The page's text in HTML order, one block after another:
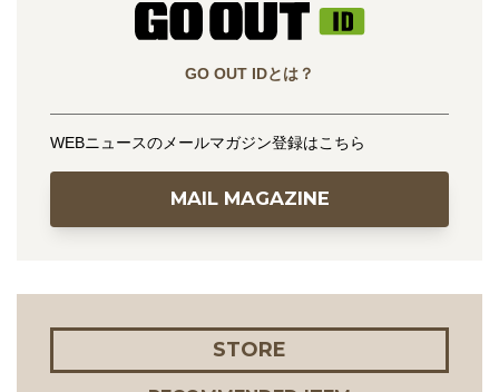
GO OUT IDとは？
WEBニュースのメールマガジン登録はこちら
MAIL MAGAZINE
STORE